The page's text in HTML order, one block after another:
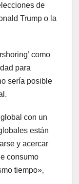
de
Trump o la
como
para
sería posible
con un
están
y acercar
consumo
tiempo»,